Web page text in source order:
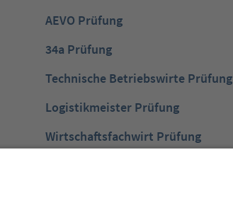
AEVO Prüfung
34a Prüfung
Technische Betriebswirte Prüfung
Logistikmeister Prüfung
Wirtschaftsfachwirt Prüfung